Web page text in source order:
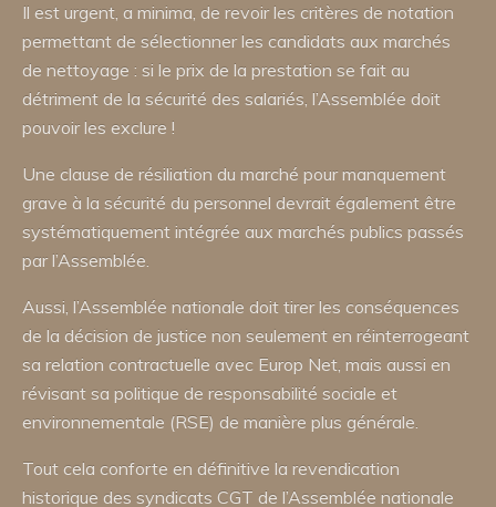
Il est urgent, a minima, de revoir les critères de notation
permettant de sélectionner les candidats aux marchés
de nettoyage : si le prix de la prestation se fait au
détriment de la sécurité des salariés, l’Assemblée doit
pouvoir les exclure !
Une clause de résiliation du marché pour manquement
grave à la sécurité du personnel devrait également être
systématiquement intégrée aux marchés publics passés
par l’Assemblée.
Aussi, l’Assemblée nationale doit tirer les conséquences
de la décision de justice non seulement en réinterrogeant
sa relation contractuelle avec Europ Net, mais aussi en
révisant sa politique de responsabilité sociale et
environnementale (RSE) de manière plus générale.
Tout cela conforte en définitive la revendication
historique des syndicats CGT de l’Assemblée nationale